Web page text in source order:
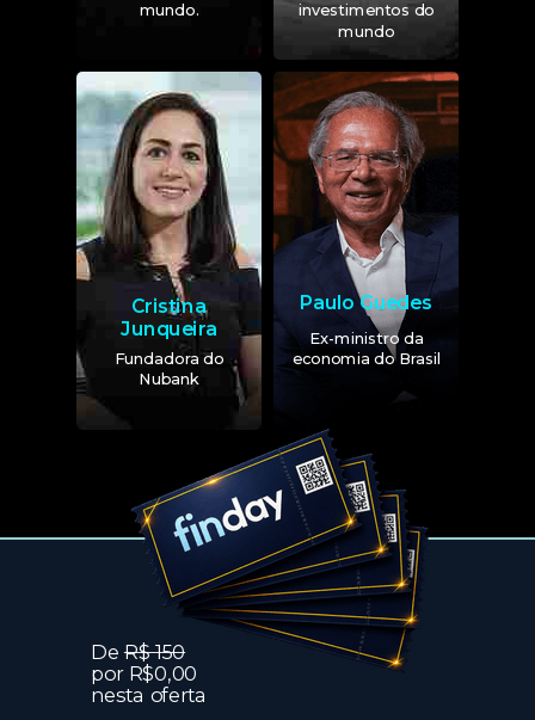
Fundadora do
Nubank
Cristina
Junqueira
mundo.
investimentos do
mundo
Ex-ministro da
economia do Brasil
Paulo Guedes
De R$ 150
porR$0,00
nesta oferta